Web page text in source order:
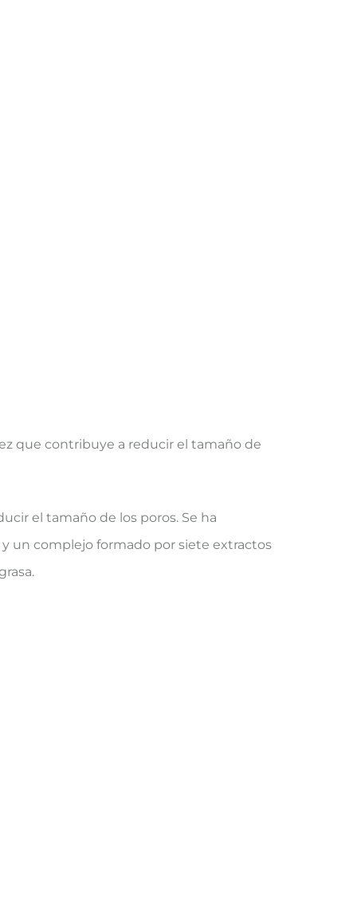
que contribuye a reducir el tamaño de
el tamaño de los poros. Se ha
un complejo formado por siete extractos